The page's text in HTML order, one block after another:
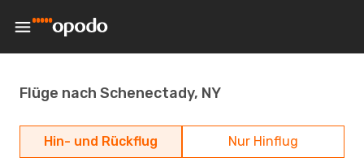
Flüge nach Schenectady, NY
Hin- und Rückflug Nur Hinflug